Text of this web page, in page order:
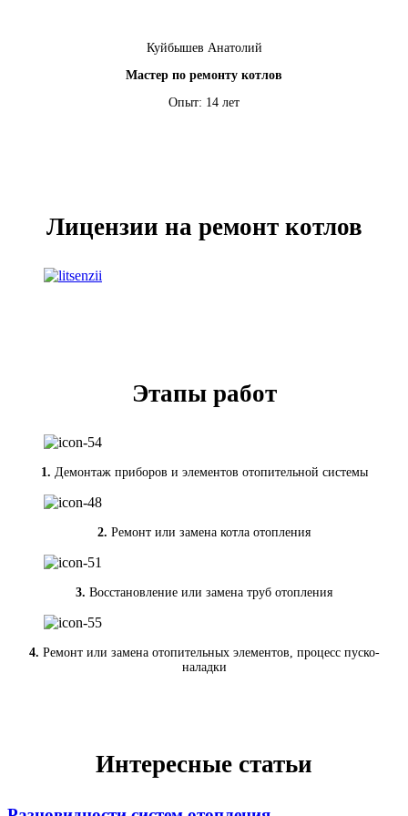
Куйбышев Анатолий
Мастер по ремонту котлов
Опыт: 14 лет
Лицензии на ремонт котлов
Этапы работ
1. Демонтаж приборов и элементов отопительной системы
2. Ремонт или замена котла отопления
3. Восстановление или замена труб отопления
4. Ремонт или замена отопительных элементов, процесс пуско-
наладки
Интересные статьи